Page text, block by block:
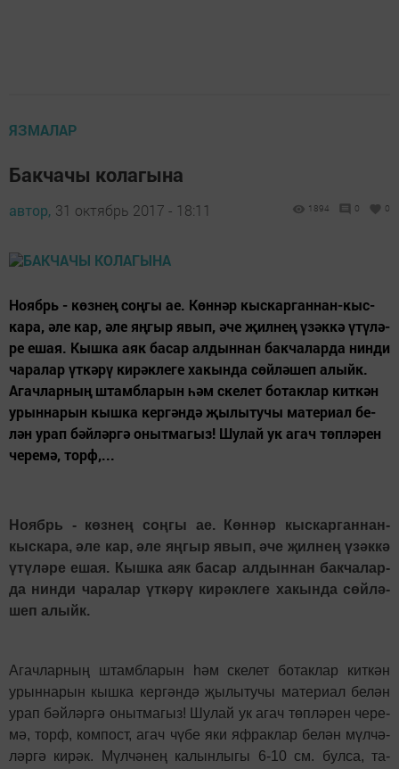
ЯЗМАЛАР
Бакчачы колагына
автор, 31 октябрь 2017 - 18:11 1894 0 0
Но­ябрь - көз­нең соң­гы ае. Көн­нәр кыс­кар­ган­нан-кыс­
ка­ра, әле кар, әле яң­гыр явып, әче җил­нең үзәк­кә үтү­лә­
ре ешая. Кыш­ка аяк ба­сар ал­дын­нан бак­ча­лар­да нин­ди
ча­ра­лар үт­кә­рү ки­рәк­ле­ге ха­кын­да сөй­лә­шеп алыйк.
Агач­лар­ның штам­бла­рын һәм ске­лет бо­так­лар кит­кән
урын­на­рын кыш­ка кер­гән­дә җы­лы­ту­чы ма­те­ри­ал бе­
лән урап бәй­ләр­гә оныт­ма­гыз! Шу­лай ук агач төп­лә­рен
че­ре­мә, торф,...
Но­ябрь - көз­нең соң­гы ае. Көн­нәр кыс­кар­ган­нан-
кыс­ка­ра, әле кар, әле яң­гыр явып, әче җил­нең үзәк­кә
үтү­лә­ре ешая. Кыш­ка аяк ба­сар ал­дын­нан бак­ча­лар­
да нин­ди ча­ра­лар үт­кә­рү ки­рәк­ле­ге ха­кын­да сөй­лә­
шеп алыйк.
Агач­лар­ның штам­бла­рын һәм ске­лет бо­так­лар кит­кән
урын­на­рын кыш­ка кер­гән­дә җы­лы­ту­чы ма­те­ри­ал бе­лән
урап бәй­ләр­гә оныт­ма­гыз! Шу­лай ук агач төп­лә­рен че­ре­
мә, торф, ком­пост, агач чү­бе яки яф­рак­лар бе­лән мүл­чә­
ләр­гә ки­рәк. Мүл­чә­нең ка­лын­лы­гы 6-10 см. бул­са, та­